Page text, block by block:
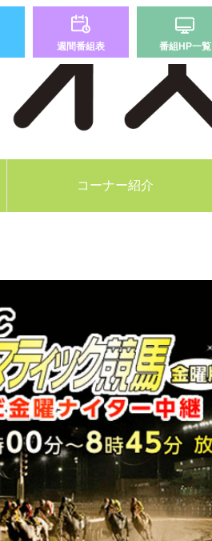
週間番組表 番組HP一覧
コーナー紹介